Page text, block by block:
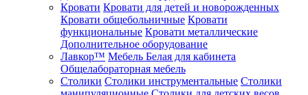
Кровати Кровати для детей и новорожденных
Кровати общебольничные Кровати
функциональные Кровати металлические
Дополнительное оборудование
Лавкор™ Мебель Белая для кабинета
Общелабораторная мебель
Столики Столики инструментальные Столики